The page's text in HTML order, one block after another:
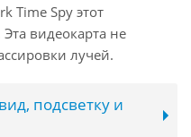
Time Spy этот
видеокарта не
лучей.
подсветку и